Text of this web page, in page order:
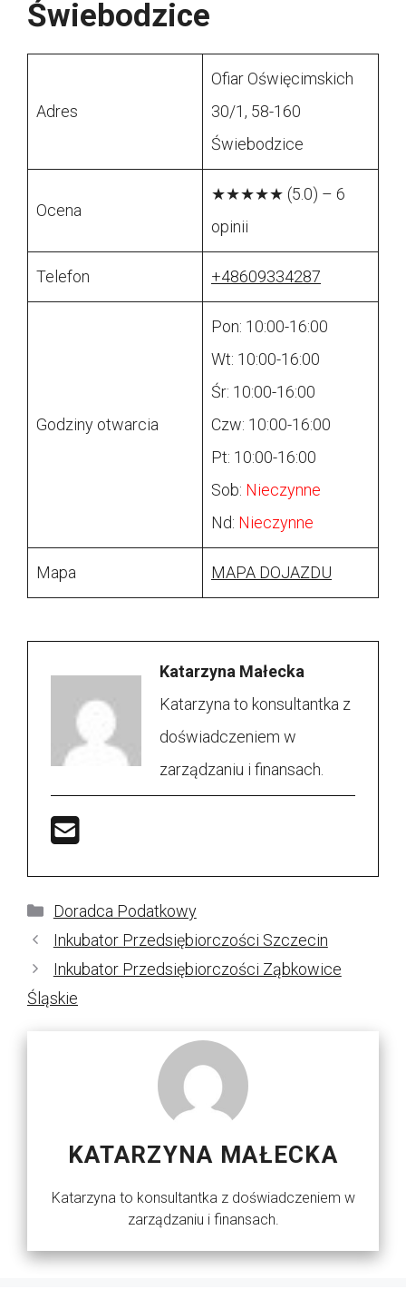
Świebodzice
Adres
Ofiar Oświęcimskich
30/1, 58-160
Świebodzice
Ocena
★★★★★ (5.0) – 6
opinii
Telefon +48609334287
Godziny otwarcia
Pon: 10:00-16:00
Wt: 10:00-16:00
Śr: 10:00-16:00
Czw: 10:00-16:00
Pt: 10:00-16:00
Sob: Nieczynne
Nd: Nieczynne
Mapa MAPA DOJAZDU
Katarzyna Małecka
Katarzyna to konsultantka z
doświadczeniem w
zarządzaniu i finansach.
Kategorie
Doradca Podatkowy
Inkubator Przedsiębiorczości Szczecin
Inkubator Przedsiębiorczości Ząbkowice
Śląskie
KATARZYNA MAŁECKA
Katarzyna to konsultantka z doświadczeniem w
zarządzaniu i finansach.